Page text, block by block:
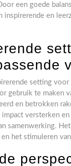
een goede
inspirerende en
setting
gebruik te maken
en betrokken
versterken
samenwerking.
het stimuleren